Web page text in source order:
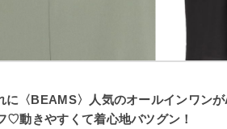
に〈BEAMS〉人気のオールインワン
♡動きやすくて着心地バツグン！